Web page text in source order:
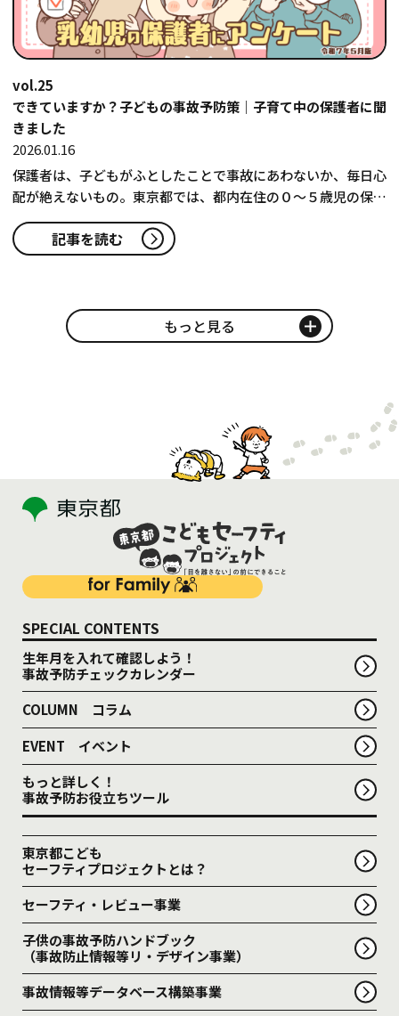
vol.25
できていますか？子どもの事故予防策｜子育て中の保護者に聞
きました
2026.01.16
保護者は、子どもがふとしたことで事故にあわないか、毎日心
配が絶えないもの。東京都では、都内在住の０～５歳児の保護
者を対象に、子どもの事故…
記事を読む
もっと見る
SPECIAL CONTENTS
生年月を入れて確認しよう！
事故予防チェックカレンダー
COLUMN コラム
EVENT イベント
もっと詳しく！
事故予防お役立ちツール
東京都こども
セーフティプロジェクトとは？
セーフティ・レビュー事業
子供の事故予防ハンドブック
（事故防止情報等リ・デザイン事業）
事故情報等データベース構築事業